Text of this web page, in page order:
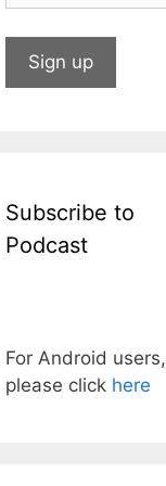
Subscribe to
Podcast
For Android users,
please click here